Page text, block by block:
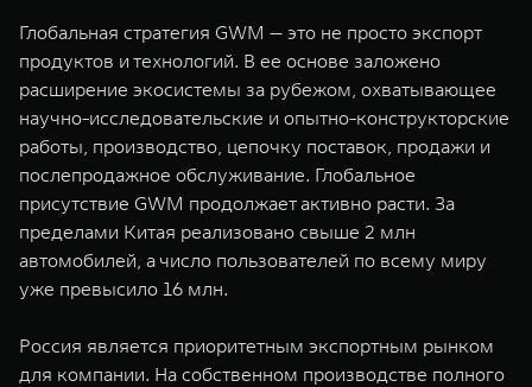
Глобальная стратегия GWM — это не просто экспорт
продуктов и технологий. В ее основе заложено
расширение экосистемы за рубежом, охватывающее
научно-исследовательские и опытно-конструкторские
работы, производство, цепочку поставок, продажи и
послепродажное обслуживание. Глобальное
присутствие GWM продолжает активно расти. За
пределами Китая реализовано свыше 2 млн
автомобилей, а число пользователей по всему миру
уже превысило 16 млн.
Россия является приоритетным экспортным рынком
для компании. На собственном производстве полного